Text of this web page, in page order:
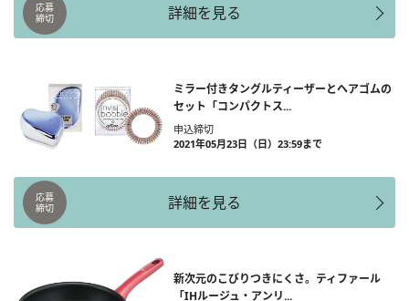
詳細を見る
応募
締切
ミラー付きタングルティーザーとヘアゴムの
セット「コンパクトス...
申込締切
2021年05月23日（日）23:59まで
詳細を見る
応募
締切
新次元のこびりつきにくさ。ティファール
「IHルージュ・アンリ...